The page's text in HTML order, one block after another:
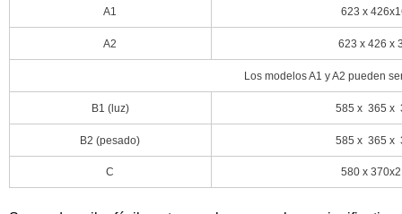
A1 623 x
A2 623 x 426 x
Los modelos A1 y A2 pueden
B1 (luz) 585 x 365 x
B2 (pesado) 585 x 365 x
C 580x